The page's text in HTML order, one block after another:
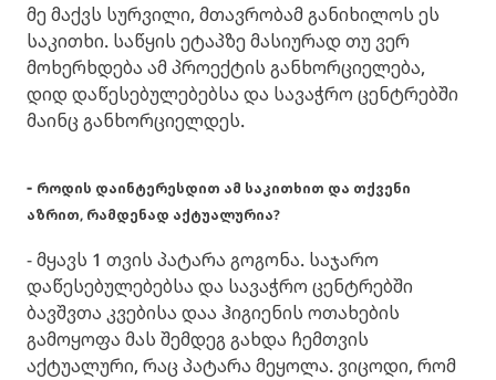
მე მაქვს სურვილი, მთავრობამ განიხილოს ეს
საკითხი. საწყის ეტაპზე მასიურად თუ ვერ
მოხერხდება ამ პროექტის განხორციელება,
დიდ დაწესებულებებსა და სავაჭრო ცენტრებში
მაინც განხორციელდეს.
- როდის დაინტერესდით ამ საკითხით და თქვენი
აზრით, რამდენად აქტუალურია?
- მყავს 1 თვის პატარა გოგონა. საჯარო
დაწესებულებებსა და სავაჭრო ცენტრებში
ბავშვთა კვებისა დაა ჰიგიენის ოთახების
გამოყოფა მას შემდეგ გახდა ჩემთვის
აქტუალური, რაც პატარა მეყოლა. ვიცოდი, რომ